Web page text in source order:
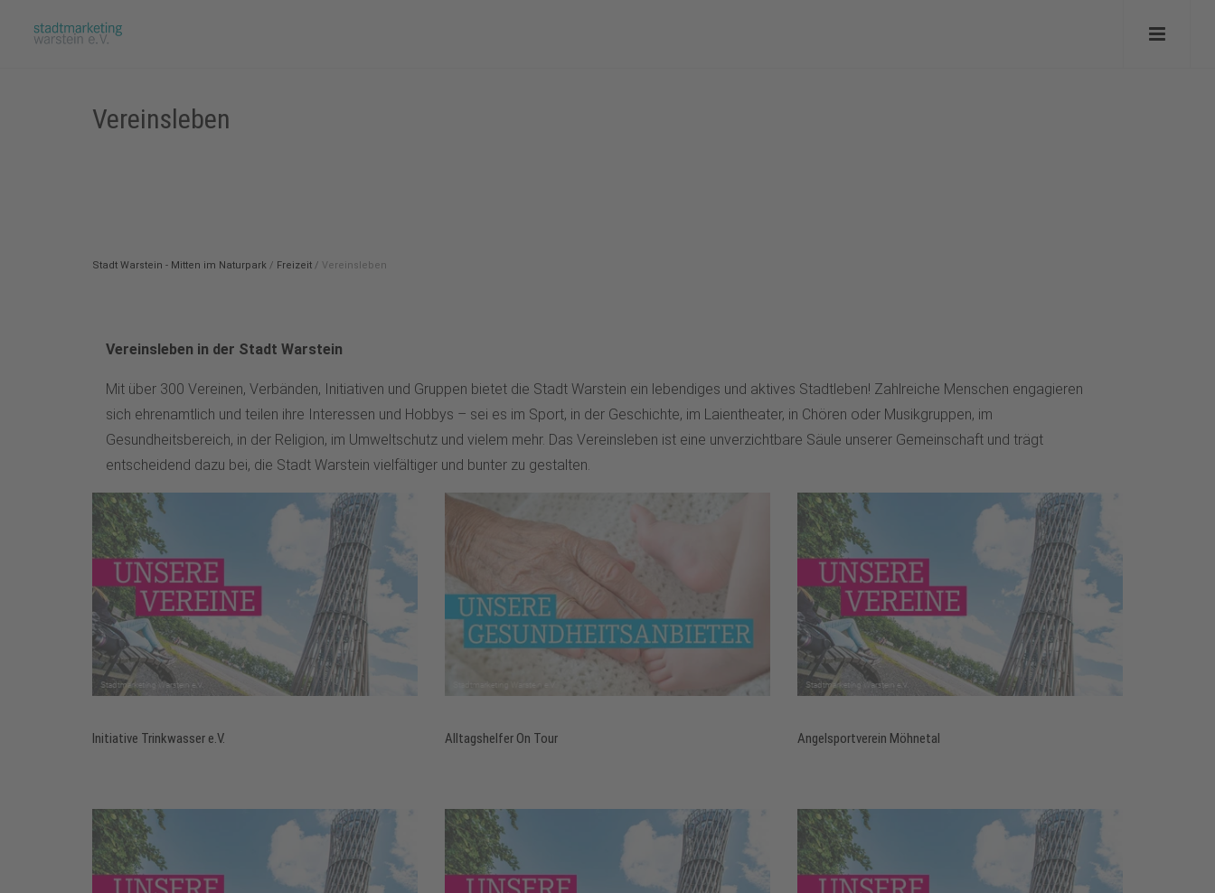
Vereinsleben
Stadt Warstein - Mitten im Naturpark / Freizeit / Vereinsleben
Vereinsleben in der Stadt Warstein
Mit über 300 Vereinen, Verbänden, Initiativen und Gruppen bietet die Stadt Warstein ein lebendiges und aktives Stadtleben! Zahlreiche Menschen engagieren
sich ehrenamtlich und teilen ihre Interessen und Hobbys – sei es im Sport, in der Geschichte, im Laientheater, in Chören oder Musikgruppen, im
Gesundheitsbereich, in der Religion, im Umweltschutz und vielem mehr. Das Vereinsleben ist eine unverzichtbare Säule unserer Gemeinschaft und trägt
entscheidend dazu bei, die Stadt Warstein vielfältiger und bunter zu gestalten.
Initiative Trinkwasser e.V. Alltagshelfer On Tour Angelsportverein Möhnetal